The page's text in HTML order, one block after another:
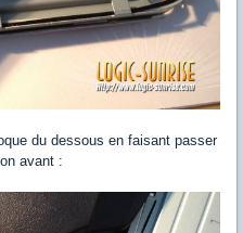
du dessous en faisant passer
avant :